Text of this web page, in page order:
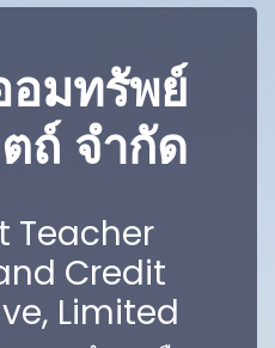
มทรัพย์
ถ์ จำกัด
Teacher
Credit
Limited